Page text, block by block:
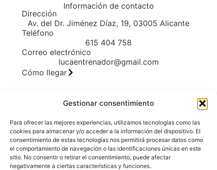
Gestionar consentimiento
Para ofrecer las mejores experiencias, utilizamos tecnologías como las
cookies para almacenar y/o acceder a la información del dispositivo. El
consentimiento de estas tecnologías nos permitirá procesar datos como
el comportamiento de navegación o las identificaciones únicas en este
sitio. No consentir o retirar el consentimiento, puede afectar
negativamente a ciertas características y funciones.
Información de contacto
Dirección
Av. del Dr. Jiménez Díaz, 19, 03005 Alicante
Teléfono
615 404 758
Correo electrónico
lucaentrenador@gmail.com
Cómo llegar
Aviso legal
Accesibilidad
Políticas de privacidad
Política de cookies (UE)